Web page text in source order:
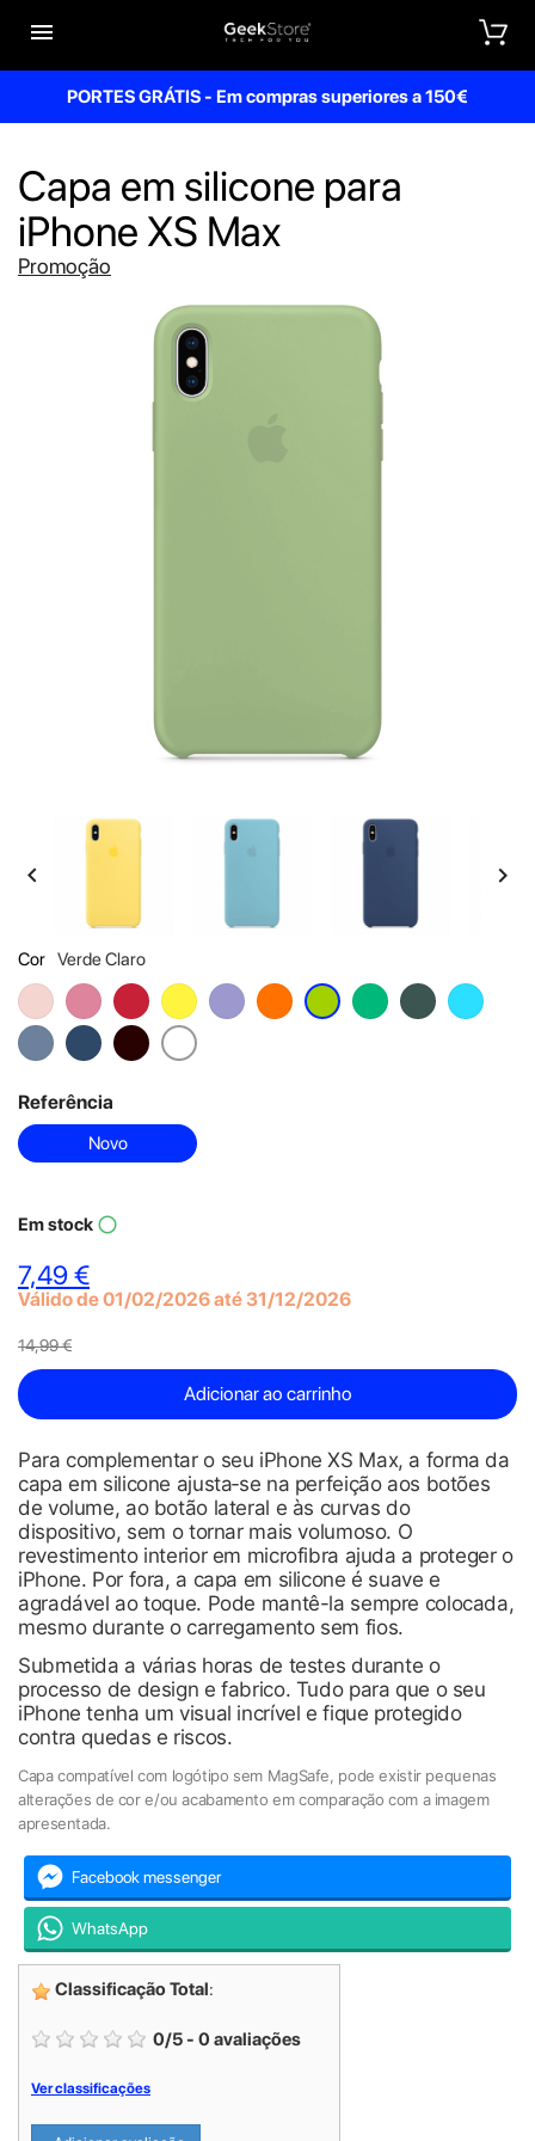

PORTES GRÁTIS - Em compras superiores a 150€
Capa em silicone para
iPhone XS Max
Promoção
 
Cor Verde Claro
Rosa
Claro
Rosa VermelhoAmareloRoxo LaranjaVerde
Claro
Verde
Verde
Escuro
Azul
Azul
Azul
Escuro
Preto Branco
Referência
Novo
Em stock panorama_fish_eye
7,49 €
Válido de 01/02/2026 até 31/12/2026
14,99 €
Adicionar ao carrinho
Para complementar o seu iPhone XS Max, a forma da
capa em silicone ajusta‑se na perfeição aos botões
de volume, ao botão lateral e às curvas do
dispositivo, sem o tornar mais volumoso. O
revestimento interior em microfibra ajuda a proteger o
iPhone. Por fora, a capa em silicone é suave e
agradável ao toque. Pode mantê-la sempre colocada,
mesmo durante o carregamento sem fios.
Submetida a várias horas de testes durante o
processo de design e fabrico. Tudo para que o seu
iPhone tenha um visual incrível e fique protegido
contra quedas e riscos.
Capa compatível com logótipo sem MagSafe, pode existir pequenas
alterações de cor e/ou acabamento em comparação com a imagem
apresentada.
Facebook messenger
WhatsApp
Classificação Total:
0/5 - 0 avaliações
Ver classificações